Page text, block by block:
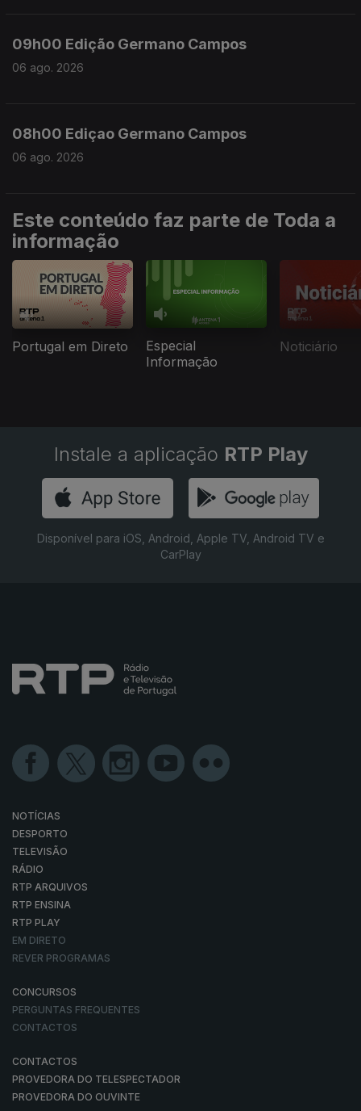
09h00 Edição Germano Campos
06 ago. 2026
08h00 Ediçao Germano Campos
06 ago. 2026
Este conteúdo faz parte de Toda a
informação
Portugal em Direto
Especial
Informação
Noticiário
Instale a aplicação RTP Play
Disponível para iOS, Android, Apple TV, Android TV e
CarPlay
NOTÍCIAS
DESPORTO
TELEVISÃO
RÁDIO
RTP ARQUIVOS
RTP ENSINA
RTP PLAY
EM DIRETO
REVER PROGRAMAS
CONCURSOS
PERGUNTAS FREQUENTES
CONTACTOS
CONTACTOS
PROVEDORA DO TELESPECTADOR
PROVEDORA DO OUVINTE